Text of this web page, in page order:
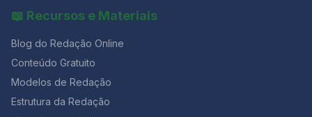
da realidade brasileira: a persistência da violência
📖 Recursos e Materiais
Blog do Redação Online
Conteúdo Gratuito
Modelos de Redação
Estrutura da Redação